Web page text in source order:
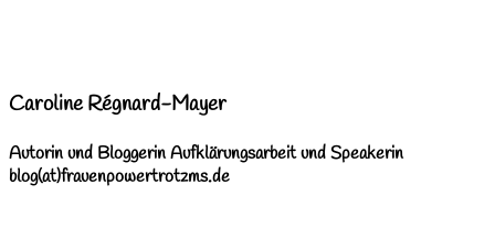
Caroline Régnard-Mayer
Autorin und Bloggerin Aufklärungsarbeit und Speakerin
blog(at)frauenpowertrotzms.de